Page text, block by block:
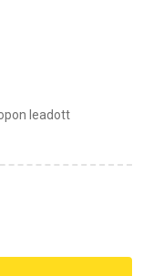
leadott